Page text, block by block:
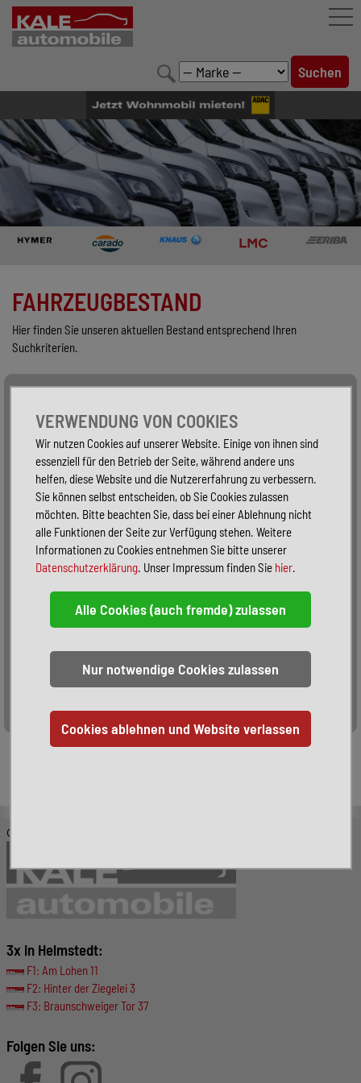
FAHRZEUGBESTAND
LEISTUNGEN
KONFIGURATOR
MARKENWELT
UNTERNEHMEN
FAHRZEUGBESTAND
Hier finden Sie unseren aktuellen Bestand entsprechend Ihren
Suchkriterien.
Alle Fahrzeuge
Sortieren:
© KALE-Automobile GmbH
3x in Helmstedt:
F1: Am Lohen 11
F2: Hinter der Ziegelei 3
F3: Braunschweiger Tor 37
Folgen Sie uns:
VERWENDUNG VON COOKIES
Wir nutzen Cookies auf unserer Website. Einige von ihnen sind
essenziell für den Betrieb der Seite, während andere uns
helfen, diese Website und die Nutzererfahrung zu verbessern.
Sie können selbst entscheiden, ob Sie Cookies zulassen
möchten. Bitte beachten Sie, dass bei einer Ablehnung nicht
alle Funktionen der Seite zur Verfügung stehen. Weitere
Informationen zu Cookies entnehmen Sie bitte unserer
Datenschutzerklärung. Unser Impressum finden Sie hier.